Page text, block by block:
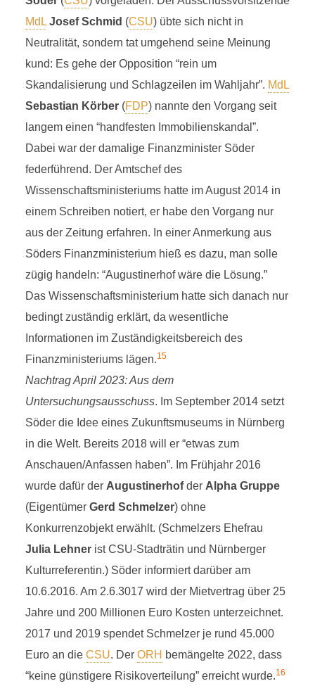
13 Minuten Lesezeit
in KapitelChronologie ,Chronologie 2022
MdL Josef Schmid (CSU) übte sich nicht in
Neutralität, sondern tat umgehend seine Meinung
kund: Es gehe der Opposition “rein um
Skandalisierung und Schlagzeilen im Wahljahr”. MdL
Sebastian Körber(FDP) nannte den Vorgang seit
langem einen “handfesten Immobilienskandal”.
Dabei war der damalige Finanzminister Söder
federführend. Der Amtschef des
Wissenschaftsministeriums hatte im August 2014 in
einem Schreiben notiert, er habe den Vorgang nur
aus der Zeitung erfahren. In einer Anmerkung aus
Söders Finanzministerium hieß es dazu, man solle
zügig handeln: “Augustinerhof wäre die Lösung.”
Das Wissenschaftsministerium hatte sich danach nur
bedingt zuständig erklärt, da wesentliche
Informationen im Zuständigkeitsbereich des
Finanzministeriums lägen.15
Nachtrag April 2023: Aus dem
Untersuchungsausschuss. Im September 2014 setzt
Söder die Idee eines Zukunftsmuseums in Nürnberg
in die Welt. Bereits 2018 will er “etwas zum
Anschauen/Anfassen haben”. Im Frühjahr 2016
wurde dafür der Augustinerhofder Alpha Gruppe
(Eigentümer Gerd Schmelzer) ohne
Konkurrenzobjekt erwählt. (Schmelzers Ehefrau
Julia Lehnerist CSU-Stadträtin und Nürnberger
Kulturreferentin.) Söder informiert darüber am
10.6.2016. Am 2.6.3017 wird der Mietvertrag über 25
Jahre und 200 Millionen Euro Kosten unterzeichnet.
2017 und 2019 spendet Schmelzer je rund 45.000
Euro an die CSU. Der ORH bemängelte 2022, dass
“keine günstigere Risikoverteilung” erreicht wurde.16